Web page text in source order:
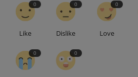
0
Like
0
Dislike
0
Love
0 0